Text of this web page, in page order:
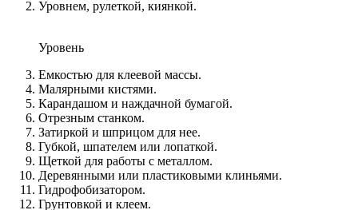
Уровнем, рулеткой, киянкой.
Уровень
Емкостью для клеевой массы.
Малярными кистями.
Карандашом и наждачной бумагой.
Отрезным станком.
Затиркой и шприцом для нее.
Губкой, шпателем или лопаткой.
Щеткой для работы с металлом.
Деревянными или пластиковыми клиньями.
Гидрофобизатором.
Грунтовкой и клеем.